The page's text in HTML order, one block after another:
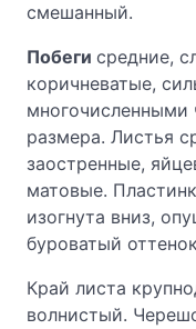
смешанный.
Побеги средние,
коричневатые,
многочисленными
размера. Листья
заостренные,
матовые.
изогнута вниз,
буроватый
Край листа
волнистый.